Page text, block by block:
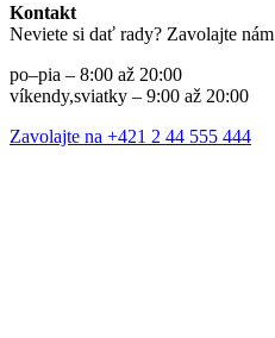
Kontakt
Neviete si dať rady? Zavolajte nám
po–pia – 8:00 až 20:00
víkendy,sviatky – 9:00 až 20:00
Zavolajte na +421 2 44 555 444